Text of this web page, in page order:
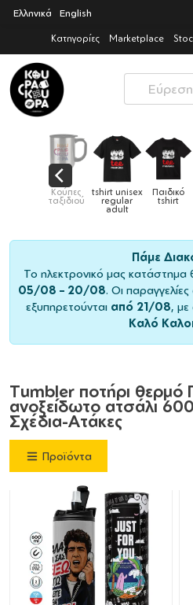
Ελληνικά English
Κατηγορίες Marketplace
Κούπες
ταξιδιού
tshirt unisex
regular
adult
Παιδικό
tshirt
Πάμε
Το ηλεκτρονικό μας κατάστημα
05/08 – 20/08. Οι
εξυπηρετούνται από 21/08, με
Καλό
Προϊόντα
Tumbler ποτήρι θερμό
ανοξείδωτο ατσάλι
Σχέδια-Ατάκες